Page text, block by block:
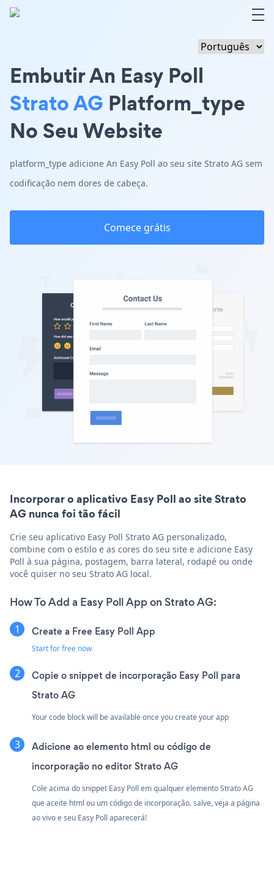
Embutir An Easy Poll
Strato AG Platform_type
No Seu Website
platform_type adicione An Easy Poll ao seu site Strato AG sem
codificação nem dores de cabeça.
Comece grátis
Incorporar o aplicativo Easy Poll ao site Strato
AG nunca foi tão fácil
Crie seu aplicativo Easy Poll Strato AG personalizado,
combine com o estilo e as cores do seu site e adicione Easy
Poll à sua página, postagem, barra lateral, rodapé ou onde
você quiser no seu Strato AG local.
How To Add a Easy Poll App on Strato AG:
Create a Free Easy Poll App
Start for free now
Copie o snippet de incorporação Easy Poll para
Strato AG
Your code block will be available once you create your app
Adicione ao elemento html ou código de
incorporação no editor Strato AG
Cole acima do snippet Easy Poll em qualquer elemento Strato AG
que aceite html ou um código de incorporação. salve, veja a página
ao vivo e seu Easy Poll aparecerá!